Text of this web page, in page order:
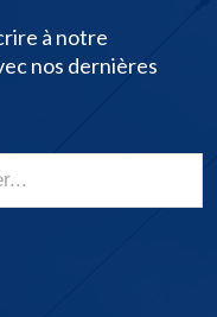
à notre
nos dernières